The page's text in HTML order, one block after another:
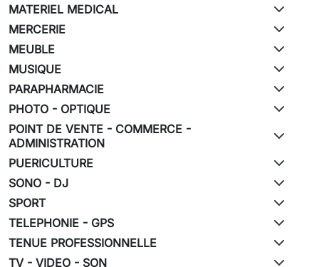
MATERIEL MEDICAL
MERCERIE
MEUBLE
MUSIQUE
PARAPHARMACIE
PHOTO - OPTIQUE
POINT DE VENTE - COMMERCE -
ADMINISTRATION
PUERICULTURE
SONO - DJ
SPORT
TELEPHONIE - GPS
TENUE PROFESSIONNELLE
TV - VIDEO - SON